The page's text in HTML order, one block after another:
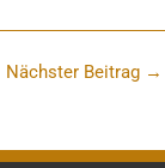
Nächster Beitrag →